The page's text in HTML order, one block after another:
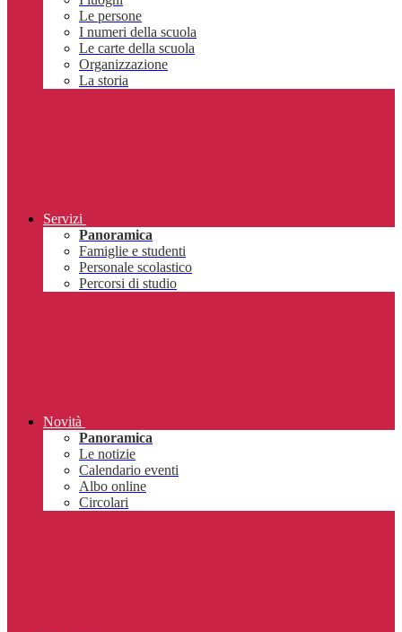
Le persone
I numeri della scuola
Le carte della scuola
Organizzazione
La storia
Servizi
Panoramica
Famiglie e studenti
Personale scolastico
Percorsi di studio
Novità
Panoramica
Le notizie
Calendario eventi
Albo online
Circolari